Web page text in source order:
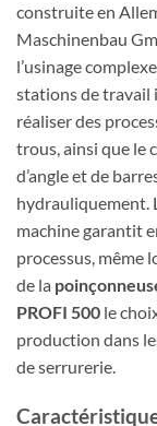
construite en
Maschinenbau
l’usinage
stations de travail
réaliser des
trous, ainsi que le
d’angle et de
hydrauliquement.
machine garantit
processus, même
de la
PROFI 500 le
production dans
de serrurerie.